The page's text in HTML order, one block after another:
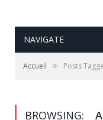
NAVIGATE
Accueil » Posts
BROWSING: